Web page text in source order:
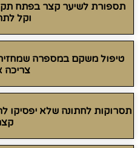
תספורת לשיער קצר בפתח
וקל
טיפול משקם במספרה
צריכה
תסרוקות לחתונה שלא יפסיקו